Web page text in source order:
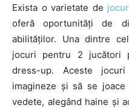
Exista o varietate de
oferă oportunități de
abilităților. Una dintre
jocuri pentru 2 jucători
dress-up. Aceste
imagineze și să se
vedete, alegând haine și